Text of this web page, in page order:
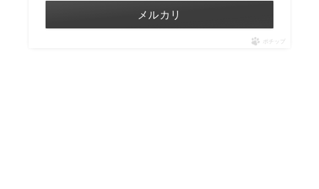
メルカリ
ポチップ